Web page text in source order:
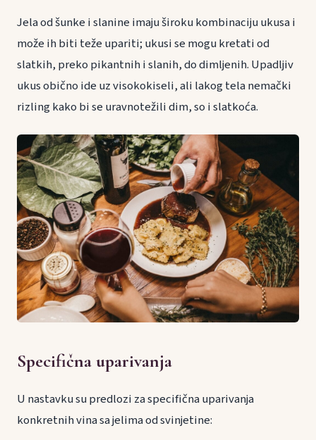
Jela od šunke i slanine imaju široku kombinaciju ukusa i
može ih biti teže upariti; ukusi se mogu kretati od
slatkih, preko pikantnih i slanih, do dimljenih. Upadljiv
ukus obično ide uz visokokiseli, ali lakog tela nemački
rizling kako bi se uravnotežili dim, so i slatkoća.
Specifična uparivanja
U nastavku su predlozi za specifična uparivanja
konkretnih vina sa jelima od svinjetine: